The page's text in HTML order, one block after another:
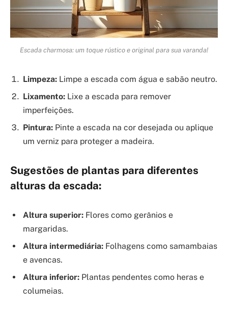
Escada charmosa: um toque rústico e original para sua varanda!
Limpeza: Limpe a escada com água e sabão neutro.
Lixamento: Lixe a escada para remover
imperfeições.
Pintura: Pinte a escada na cor desejada ou aplique
um verniz para proteger a madeira.
Sugestões de plantas para diferentes
alturas da escada:
Altura superior: Flores como gerânios e
margaridas.
Altura intermediária: Folhagens como samambaias
e avencas.
Altura inferior: Plantas pendentes como heras e
columeias.